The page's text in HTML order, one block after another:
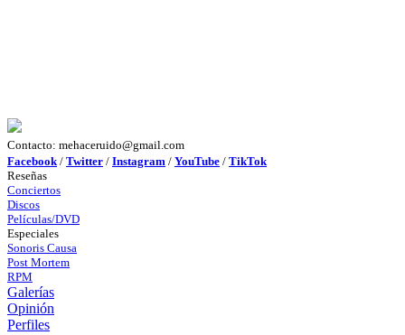
Contacto: mehaceruido@gmail.com
Facebook/ Twitter / Instagram / YouTube / TikTok
Reseñas
Conciertos
Discos
Películas/DVD
Especiales
Sonoris Causa
Post Mortem
RPM
Galerías
Opinión
Perfiles